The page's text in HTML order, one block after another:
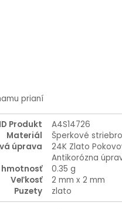
prianí
ID Produkt
A4S14726
Materiál
Šperkové
úprava
24K Zlato
Antikorózna
0.35 g
Veľkosť
2 mm x 2 mm
Puzety
zlato